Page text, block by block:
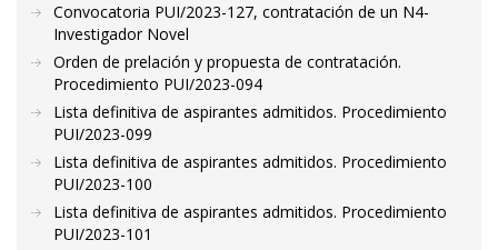
Convocatoria PUI/2023-127, contratación de un N4-
Investigador Novel
Orden de prelación y propuesta de contratación.
Procedimiento PUI/2023-094
Lista definitiva de aspirantes admitidos. Procedimiento
PUI/2023-099
Lista definitiva de aspirantes admitidos. Procedimiento
PUI/2023-100
Lista definitiva de aspirantes admitidos. Procedimiento
PUI/2023-101